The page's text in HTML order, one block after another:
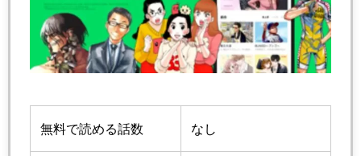
無料で読める話数 なし